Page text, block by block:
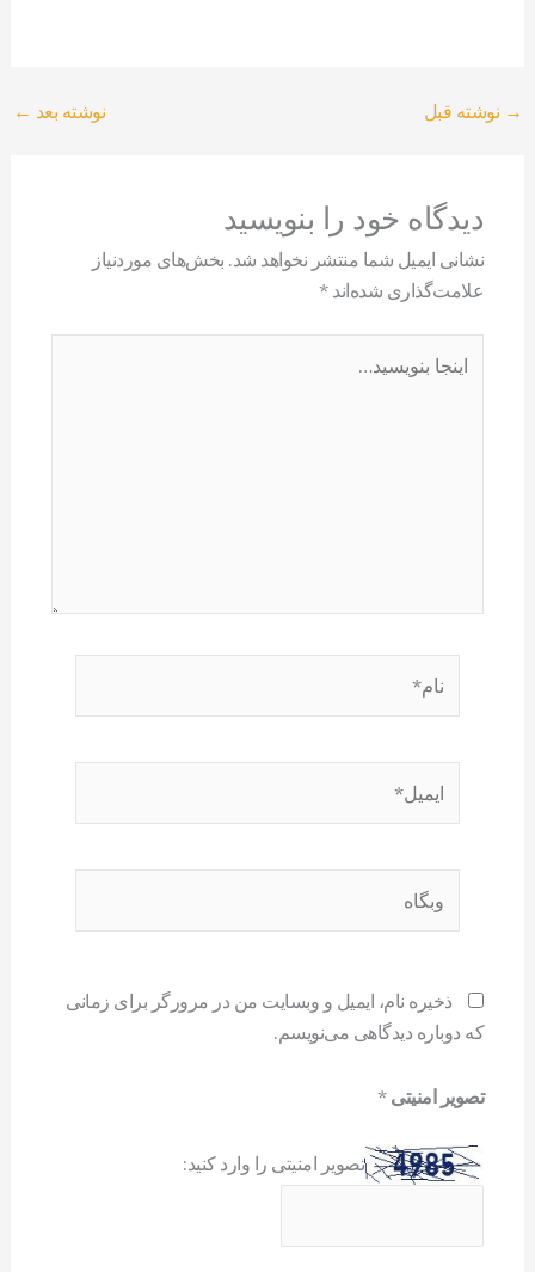
→ نوشته قبل نوشته بعد ←
دیدگاه‌ خود را بنویسید
نشانی ایمیل شما منتشر نخواهد شد. بخش‌های موردنیاز
علامت‌گذاری شده‌اند*
بنویسید…
ذخیره نام، ایمیل و وبسایت من در مرورگر برای زمانی
که دوباره دیدگاهی می‌نویسم.
تصویر امنیتی*
تصویر امنیتی را وارد کنید: